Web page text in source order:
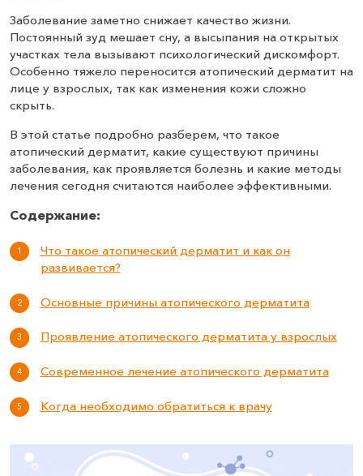
Заболевание заметно снижает качество жизни.
Постоянный зуд мешает сну, а высыпания на открытых
участках тела вызывают психологический дискомфорт.
Особенно тяжело переносится атопический дерматит на
лице у взрослых, так как изменения кожи сложно
скрыть.
В этой статье подробно разберем, что такое
атопический дерматит, какие существуют причины
заболевания, как проявляется болезнь и какие методы
лечения сегодня считаются наиболее эффективными.
Содержание:
Что такое атопический дерматит и как он
развивается?
Основные причины атопического дерматита
Проявление атопического дерматита у взрослых
Современное лечение атопического дерматита
Когда необходимо обратиться к врачу